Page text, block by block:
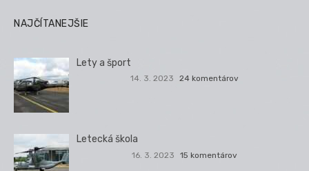
NAJČÍTANEJŠIE
Lety a šport
14. 3. 2023 24 komentárov
Letecká škola
16. 3. 2023 15 komentárov